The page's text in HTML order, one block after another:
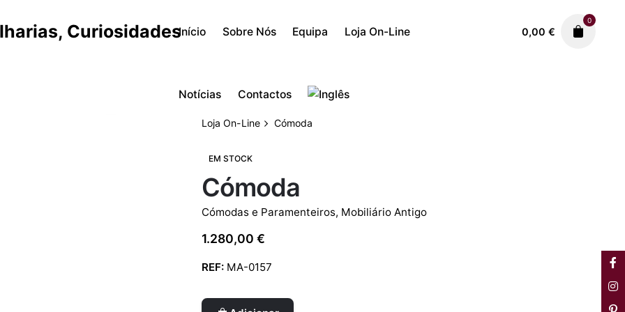
Início Sobre Nós Equipa Loja On-Line
Notícias Contactos
0,00 €
0
Loja On-Line Cómoda
EM STOCK
Cómoda
Cómodas e Paramenteiros, Mobiliário Antigo
1.280,00 €
REF: MA-0157